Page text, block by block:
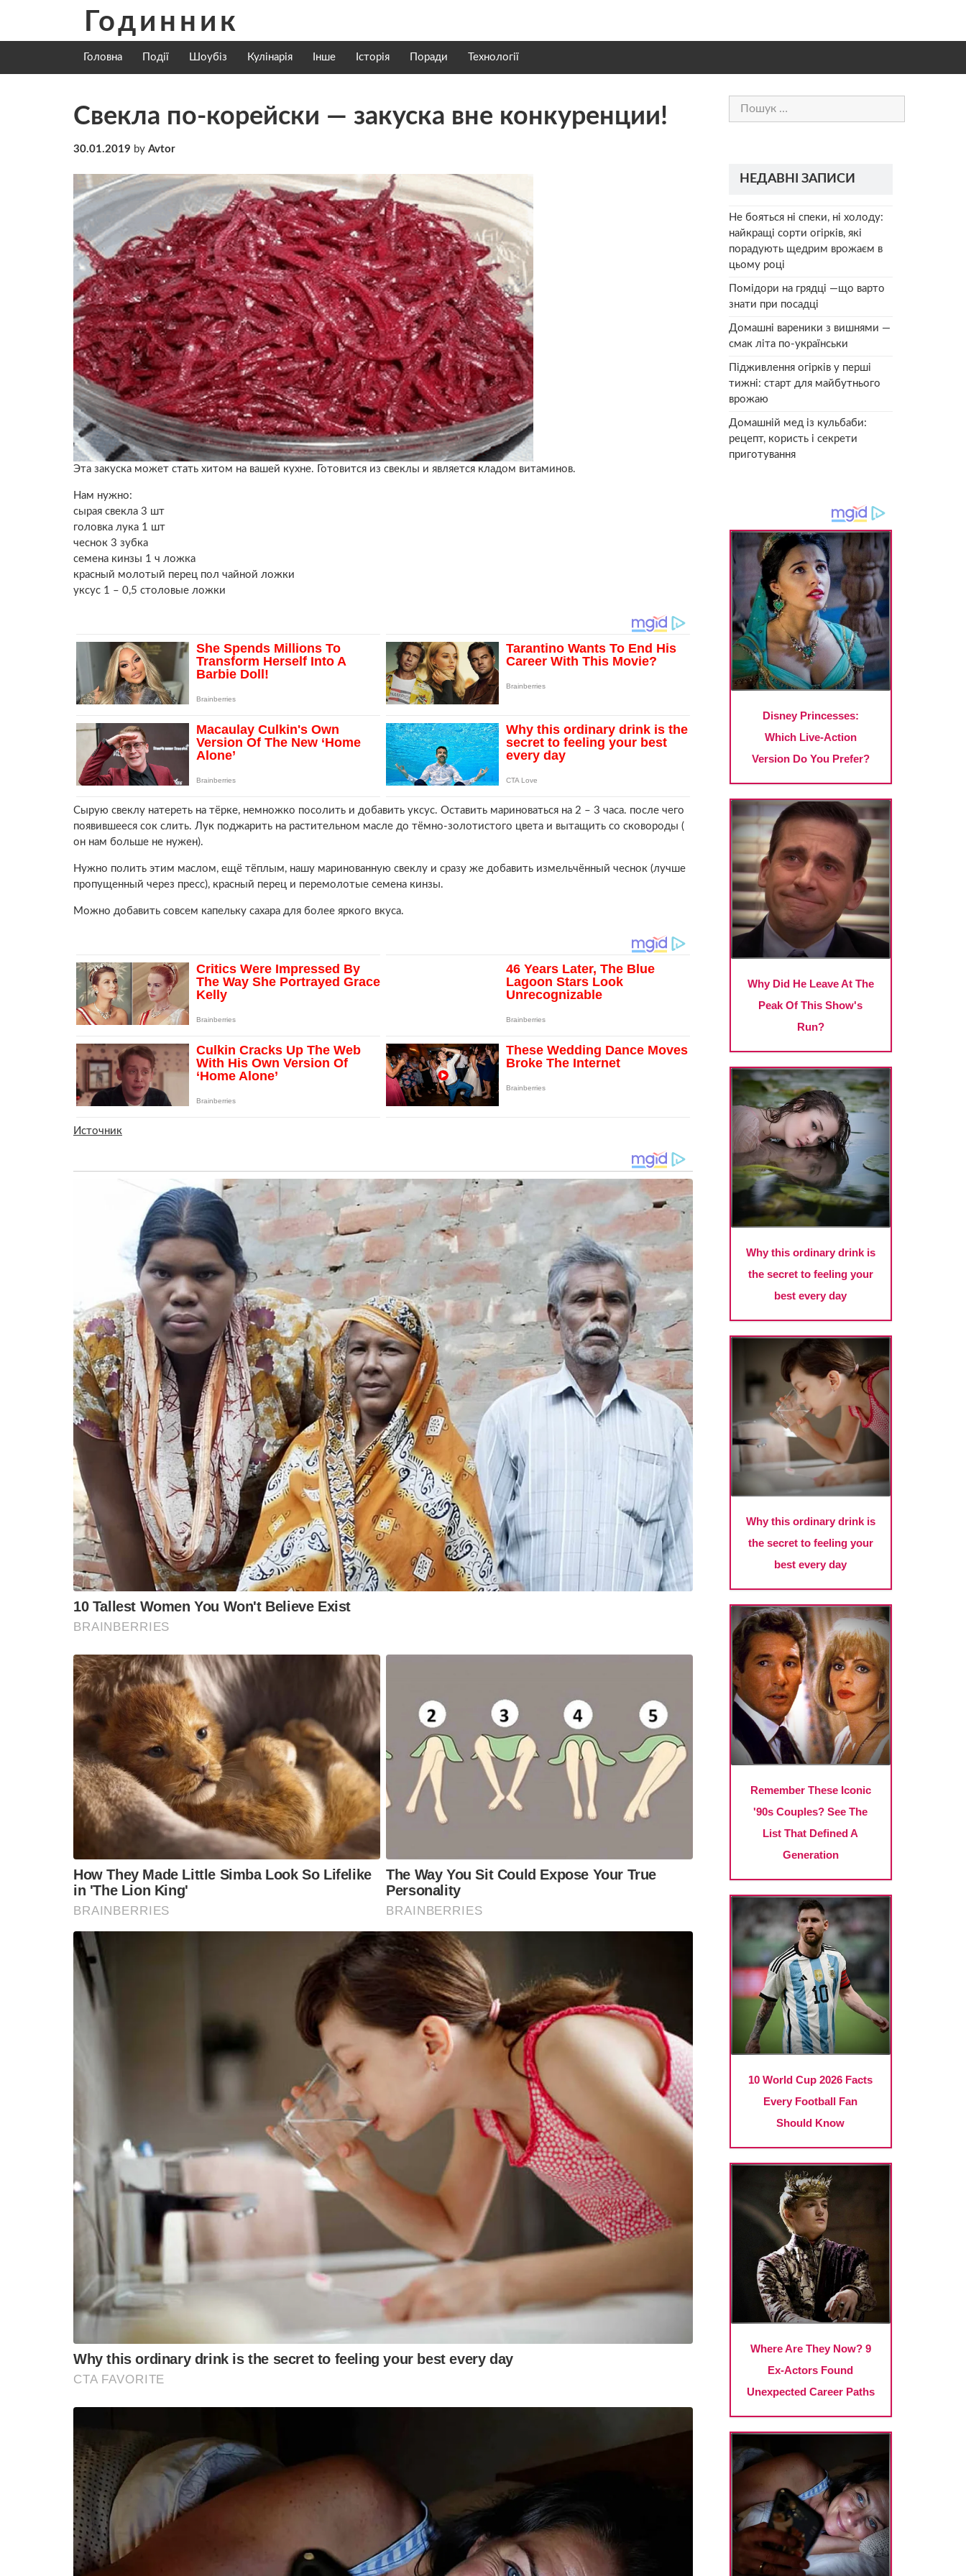
content
Годинник
Головна Події Шоубіз Кулінарія Інше Історія Поради Технології
Свекла по-корейски — закуска вне конкуренции!
30.01.2019 by Avtor
Эта закуска может стать хитом на вашей кухне. Готовится из свеклы и является кладом витаминов.
Нам нужно:
сырая свекла 3 шт
головка лука 1 шт
чеснок 3 зубка
семена кинзы 1 ч ложка
красный молотый перец пол чайной ложки
уксус 1 – 0,5 столовые ложки
Сырую свеклу натереть на тёрке, немножко посолить и добавить уксус. Оставить мариноваться на 2 – 3 часа. после чего
появившееся сок слить. Лук поджарить на растительном масле до тёмно-золотистого цвета и вытащить со сковороды (
он нам больше не нужен).
Нужно полить этим маслом, ещё тёплым, нашу маринованную свеклу и сразу же добавить измельчённый чеснок (лучше
пропущенный через пресс), красный перец и перемолотые семена кинзы.
Можно добавить совсем капельку сахара для более яркого вкуса.
Источник
Пошук:
НЕДАВНІ ЗАПИСИ
Не бояться ні спеки, ні холоду:
найкращі сорти огірків, які
порадують щедрим врожаєм в
цьому році
Помідори на грядці —що варто
знати при посадці
Домашні вареники з вишнями —
смак літа по-українськи
Підживлення огірків у перші
тижні: старт для майбутнього
врожаю
Домашній мед із кульбаби:
рецепт, користь і секрети
приготування